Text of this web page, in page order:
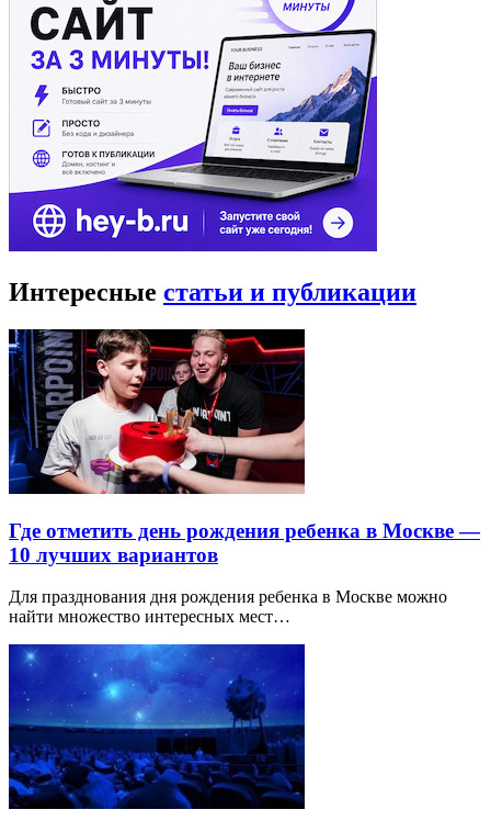
Интересные статьи и публикации
Где отметить день рождения ребенка в Москве —
10 лучших вариантов
Для празднования дня рождения ребенка в Москве можно
найти множество интересных мест…